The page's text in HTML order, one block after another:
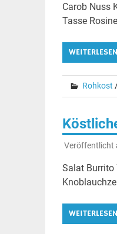
Carob Nuss
Tasse
WEITERLESEN
Rohkost
Veröffentlicht
Salat Burrito
WEITERLESEN